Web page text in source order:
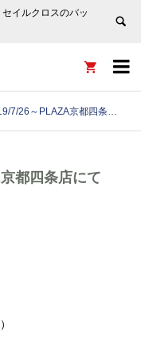
イルクロスのバッ


京都四条店にてJIBフェア開催！
都四条店にて